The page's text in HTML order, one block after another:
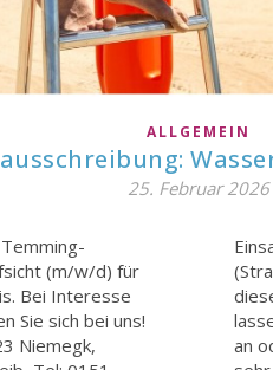
ALLGEMEIN
25. Februar 2026
(m/w/d) für
Bei Interesse
Sie sich bei uns!
Niemegk,
Niemegk
sich unsicher, ob
Fragen? Dann
Sie uns eine Mail
freuen uns